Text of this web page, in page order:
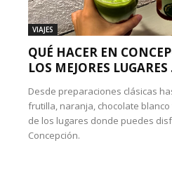
VIAJES
QUÉ HACER EN
LOS MEJORES LUGARES
Desde preparaciones clásicas
frutilla, naranja, chocolate
de los lugares donde puedes
Concepción.